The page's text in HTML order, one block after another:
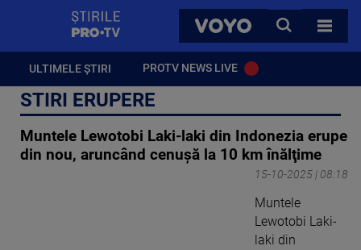
VOYO
CAUTA
TOATE
ULTIMELE ȘTIRI PROTV NEWS LIVE
STIRI ERUPERE
Muntele Lewotobi Laki-laki din Indonezia erupe
din nou, aruncând cenuşă la 10 km înălţime
15-10-2025 | 08:18
Muntele
Lewotobi Laki-
laki din